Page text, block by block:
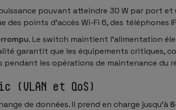
pouvant atteindre 30 W par port et
points d’accès Wi-Fi 6, des téléphones
. Le switch maintient l’alimentation
garantit que les équipements critiques,
les opérations de maintenance du
et QoS)
de données. Il prend en charge jusqu’à